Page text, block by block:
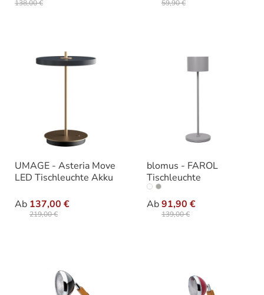
138,00 € 59,90 €
UMAGE - Asteria Move
LED Tischleuchte Akku
Ab 137,00 €
219,00 €
Farbe
blomus - FAROL
Tischleuchte
Ab91,90 €
139,00 €
Varianten